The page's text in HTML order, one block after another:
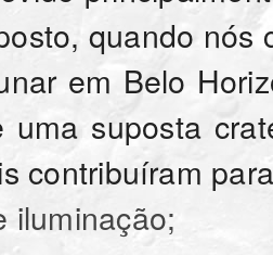
quando
em Belo
suposta
contribuíram
iluminação;